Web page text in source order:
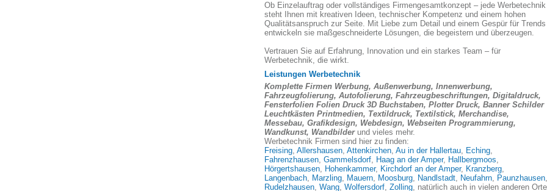
Ob Einzelauftrag oder vollständiges Firmengesamtkonzept – jede Werbetechnik
steht Ihnen mit kreativen Ideen, technischer Kompetenz und einem hohen
Qualitätsanspruch zur Seite. Mit Liebe zum Detail und einem Gespür für Trends
entwickeln sie maßgeschneiderte Lösungen, die begeistern und überzeugen.
Vertrauen Sie auf Erfahrung, Innovation und ein starkes Team – für
Werbetechnik, die wirkt.
Leistungen Werbetechnik
Komplette Firmen Werbung, Außenwerbung, Innenwerbung,
Fahrzeugfolierung, Autofolierung, Fahrzeugbeschriftungen, Digitaldruck,
Fensterfolien Folien Druck 3D Buchstaben, Plotter Druck, Banner Schilder
Leuchtkästen Printmedien, Textildruck, Textilstick, Merchandise,
Messebau, Grafikdesign, Webdesign, Webseiten Programmierung,
Wandkunst, Wandbilderund vieles mehr.
Werbetechnik Firmen sind hier zu finden:
Freising, Allershausen, Attenkirchen, Au in der Hallertau, Eching,
Fahrenzhausen, Gammelsdorf, Haag an der Amper, Hallbergmoos,
Hörgertshausen, Hohenkammer, Kirchdorf an der Amper, Kranzberg,
Langenbach, Marzling, Mauern, Moosburg, Nandlstadt, Neufahrn, Paunzhausen,
Rudelzhausen, Wang, Wolfersdorf, Zolling, natürlich auch in vielen anderen